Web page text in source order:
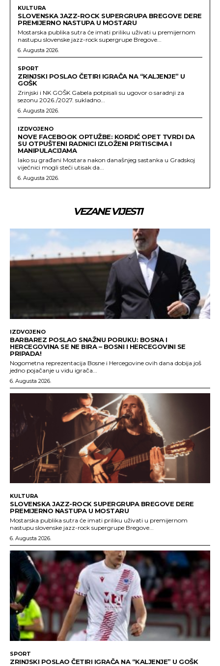
KULTURA
SLOVENSKA JAZZ-ROCK SUPERGRUPA BREGOVE DERE
PREMIJERNO NASTUPA U MOSTARU
Mostarska publika sutra će imati priliku uživati u premijernom
nastupu slovenske jazz-rock supergrupe Bregove...
6. Augusta 2026.
SPORT
ZRINJSKI POSLAO ČETIRI IGRAČA NA “KALJENJE” U
GOŠK
Zrinjski i NK GOŠK Gabela potpisali su ugovor o saradnji za
sezonu 2026./2027. sukladno...
6. Augusta 2026.
IZDVOJENO
NOVE FACEBOOK OPTUŽBE: KORDIĆ OPET TVRDI DA
SU OTPUŠTENI RADNICI IZLOŽENI PRITISCIMA I
MANIPULACIJAMA
Iako su građani Mostara nakon današnjeg sastanka u Gradskoj
vijećnici mogli steći utisak da...
6. Augusta 2026.
VEZANE VIJESTI
IZDVOJENO
BARBAREZ POSLAO SNAŽNU PORUKU: BOSNA I
HERCEGOVINA SE NE BIRA – BOSNI I HERCEGOVINI SE
PRIPADA!
Nogometna reprezentacija Bosne i Hercegovine ovih dana dobija još
jedno pojačanje u vidu igrača...
6. Augusta 2026.
KULTURA
SLOVENSKA JAZZ-ROCK SUPERGRUPA BREGOVE DERE
PREMIJERNO NASTUPA U MOSTARU
Mostarska publika sutra će imati priliku uživati u premijernom
nastupu slovenske jazz-rock supergrupe Bregove...
6. Augusta 2026.
SPORT
ZRINJSKI POSLAO ČETIRI IGRAČA NA “KALJENJE” U GOŠK